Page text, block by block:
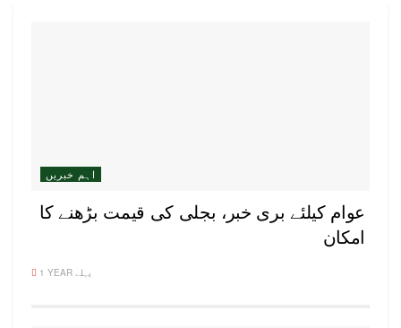
اہم خبریں
عوام کیلئے بری خبر، بجلی کی قیمت بڑھنے کا
امکان
1 YEAR پہلے